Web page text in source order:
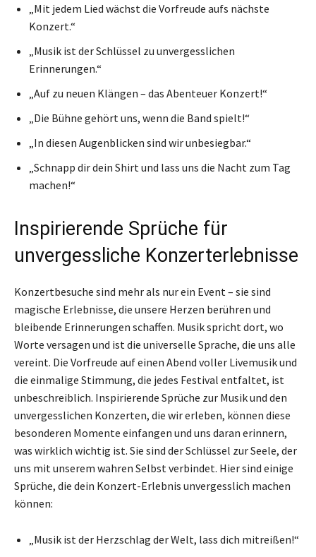
„Mit jedem Lied wächst die Vorfreude aufs nächste
Konzert.“
„Musik ist der Schlüssel zu unvergesslichen
Erinnerungen.“
„Auf zu neuen Klängen – das Abenteuer Konzert!“
„Die Bühne gehört uns, wenn die Band spielt!“
„In diesen Augenblicken sind wir unbesiegbar.“
„Schnapp dir dein Shirt und lass uns die Nacht zum Tag
machen!“
Inspirierende Sprüche für
unvergessliche Konzerterlebnisse
Konzertbesuche sind mehr als nur ein Event – sie sind
magische Erlebnisse, die unsere Herzen berühren und
bleibende Erinnerungen schaffen. Musik spricht dort, wo
Worte versagen und ist die universelle Sprache, die uns alle
vereint. Die Vorfreude auf einen Abend voller Livemusik und
die einmalige Stimmung, die jedes Festival entfaltet, ist
unbeschreiblich. Inspirierende Sprüche zur Musik und den
unvergesslichen Konzerten, die wir erleben, können diese
besonderen Momente einfangen und uns daran erinnern,
was wirklich wichtig ist. Sie sind der Schlüssel zur Seele, der
uns mit unserem wahren Selbst verbindet. Hier sind einige
Sprüche, die dein Konzert-Erlebnis unvergesslich machen
können:
„Musik ist der Herzschlag der Welt, lass dich mitreißen!“